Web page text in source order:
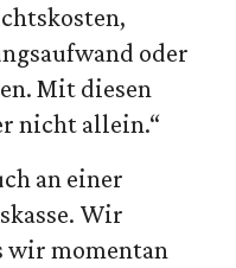
oder
Mit diesen
nicht allein.“
an einer
Wir
wir momentan